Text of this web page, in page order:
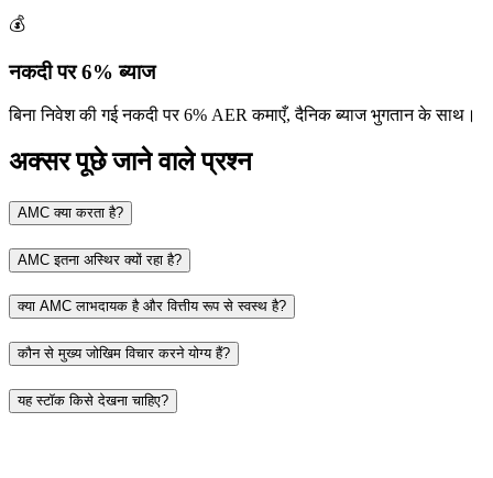
💰
नकदी पर 6% ब्याज
बिना निवेश की गई नकदी पर 6% AER कमाएँ, दैनिक ब्याज भुगतान के साथ।
अक्सर पूछे जाने वाले प्रश्न
AMC क्या करता है?
AMC इतना अस्थिर क्यों रहा है?
क्या AMC लाभदायक है और वित्तीय रूप से स्वस्थ है?
कौन से मुख्य जोखिम विचार करने योग्य हैं?
यह स्टॉक किसे देखना चाहिए?